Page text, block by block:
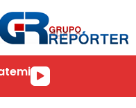
Tocador